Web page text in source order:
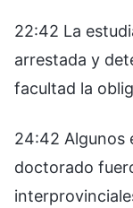
22:42 La
arrestada y
facultad la
24:42 Algunos
doctorado